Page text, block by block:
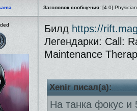
Заголовок сообщения: [4.0]
Билд https://
Легендарки: Call:
Maintenance
Xenir писал(а):
На танка фокус и